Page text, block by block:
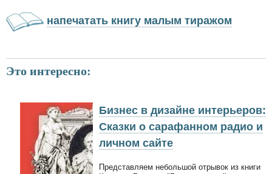
напечатать книгу малым тиражом
Это интересно:
Бизнес в дизайне интерьеров:
Сказки о сарафанном радио и
личном сайте
Представляем небольшой отрывок из книги